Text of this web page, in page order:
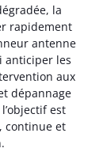
la
rapidement
antenne
anticiper les
aux
dépannage
est
continue et